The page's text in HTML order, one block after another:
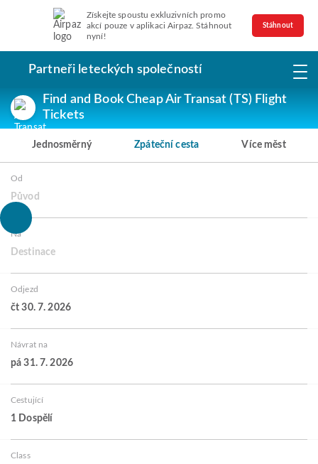
Získejte spoustu exkluzivních promo
akcí pouze v aplikaci Airpaz. Stáhnout
nyní!
Stáhnout
Partneři leteckých společností
Find and Book Cheap Air Transat (TS) Flight
Tickets
Jednosměrný Zpáteční cesta Více měst
Od
Původ
Na
Destinace
Odjezd
čt 30. 7. 2026
Návrat na
pá 31. 7. 2026
Cestující
1 Dospělí
Class